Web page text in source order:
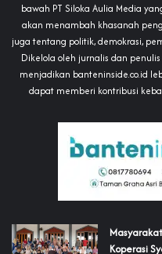
bawah PT Siloka Aulia Media
akan menambah khasanah
juga tentang politik, demokrasi,
Dikelola oleh jurnalis dan
menjadikan banteninside.co.id
dapat memberi kontribusi
Koperasi